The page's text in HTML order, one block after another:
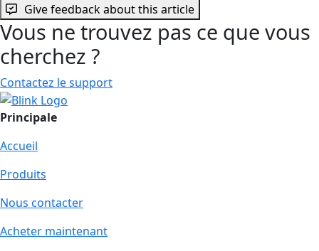
Give feedback about this article
Vous ne trouvez pas ce que vous
cherchez ?
Contactez le support
Principale
Accueil
Produits
Nous contacter
Acheter maintenant